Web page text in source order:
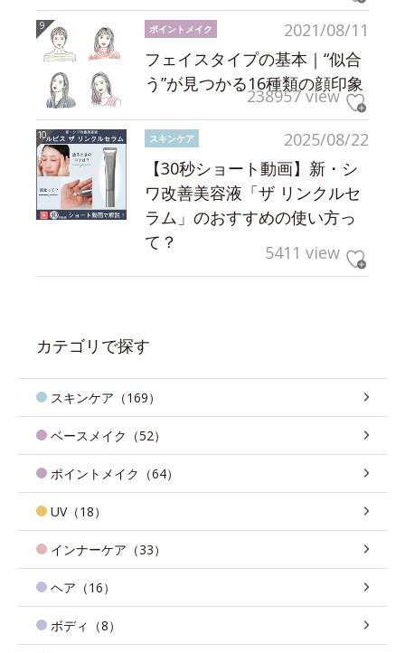
2021/08/11
ポイントメイク
フェイスタイプの基本｜“似合
う”が見つかる16種類の顔印象
238957 view
2025/08/22
スキンケア
【30秒ショート動画】新・シ
ワ改善美容液「ザ リンクルセ
ラム」のおすすめの使い方っ
て？
5411 view
カテゴリで探す
スキンケア（169）
ベースメイク（52）
ポイントメイク（64）
UV（18）
インナーケア（33）
ヘア（16）
ボディ（8）